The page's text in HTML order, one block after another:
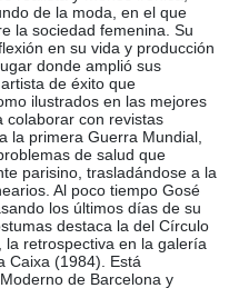
de la moda, en el que
la sociedad femenina. Su
en su vida y producción
donde amplió sus
de éxito que
ilustrados en las mejores
colaborar con revistas
la primera Guerra Mundial,
de salud que
parisino, trasladándose a la
Al poco tiempo Gosé
los últimos días de su
destaca la del Círculo
retrospectiva en la galería
Caixa (1984). Está
de Barcelona y